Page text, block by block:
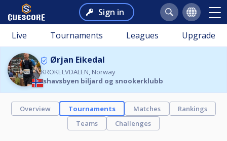
Sign in
Live Tournaments Leagues Upgrade
Ørjan Eikedal
KROKELVDALEN, Norway
Ishavsbyen biljard og snookerklubb
Overview Tournaments Matches
Rankings
Teams
Challenges